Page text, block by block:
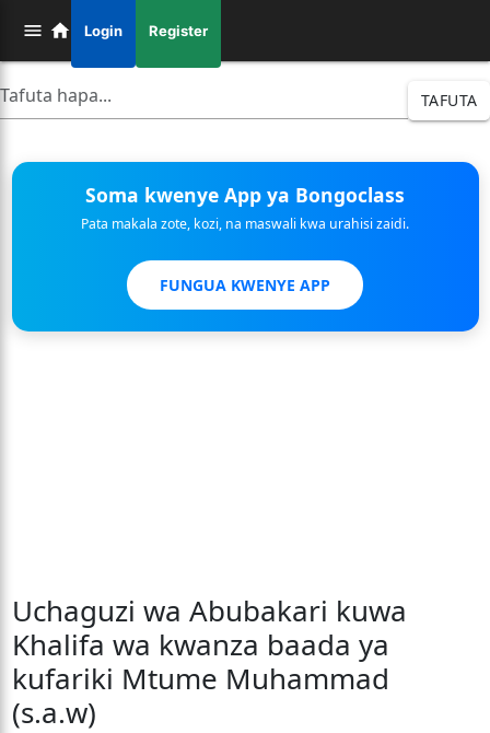
Login Register
TAFUTA
Soma kwenye App ya Bongoclass
Pata makala zote, kozi, na maswali kwa urahisi zaidi.
FUNGUA KWENYE APP
Uchaguzi wa Abubakari kuwa
Khalifa wa kwanza baada ya
kufariki Mtume Muhammad
(s.a.w)